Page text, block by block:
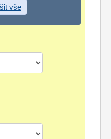
vše